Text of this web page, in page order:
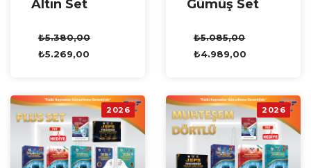
Altın Set
₺5.380,00
₺5.269,00
Gümüş Set
₺5.085,00
₺4.989,00
2026 2026